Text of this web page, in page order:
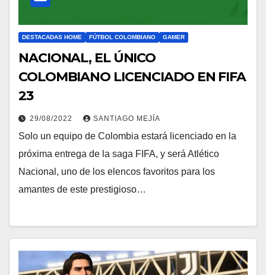
DESTACADAS HOME FÚTBOL COLOMBIANO GAMER
NACIONAL, EL ÚNICO
COLOMBIANO LICENCIADO EN FIFA
23
29/08/2022 SANTIAGO MEJÍA
Solo un equipo de Colombia estará licenciado en la
próxima entrega de la saga FIFA, y será Atlético
Nacional, uno de los elencos favoritos para los
amantes de este prestigioso…